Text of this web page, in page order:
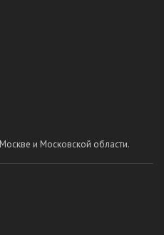
и Московской области.